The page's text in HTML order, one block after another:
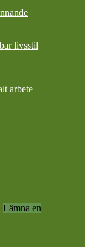
livsstil
arbete
Lämna en